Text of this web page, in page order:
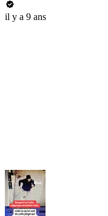
il y a 9 ans